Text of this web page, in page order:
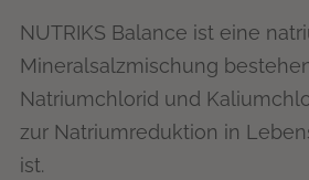
NUTRIKS Balance ist eine
Mineralsalzmischung
Natriumchlorid und
zur Natriumreduktion in
ist.